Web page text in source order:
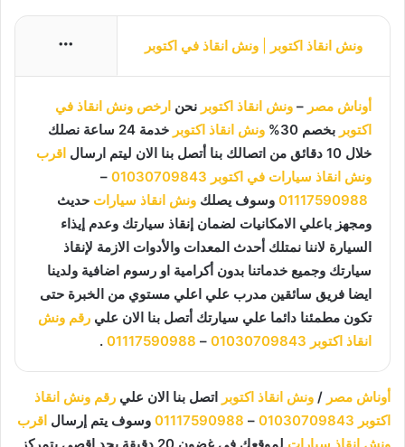
ونش انقاذ اكتوبر ونش انقاذ في اكتوبر
أوناش مصر – ونش انقاذ اكتوبر نحن ارخص ونش انقاذ في
اكتوبر بخصم 30% ونش انقاذ اكتوبر
خدمة 24 ساعة نصلك
خلال 10 دقائق من اتصالك بنا أتصل بنا الان ليتم ارسال
اقرب
ونش انقاذ سيارات في اكتوبر 01030709843
–
01117590988 وسوف يصلك ونش انقاذ سيارات حديث
ومجهز باعلي الامكانيات لضمان إنقاذ سيارتك وعدم إيذاء
السيارة لاننا نمتلك أحدث المعدات والأدوات الازمة لإنقاذ
سيارتك وجميع خدماتنا بدون أكرامية او رسوم اضافية ولدينا
ايضا فريق سائقين مدرب علي اعلي مستوي من الخبرة حتى
تكون مطمئنا دائما علي سيارتك أتصل بنا الان علي رقم ونش
انقاذ اكتوبر 01030709843
–
01117590988
.
أوناش مصر / ونش انقاذ اكتوبر اتصل بنا الان علي رقم ونش انقاذ
اكتوبر 01030709843
–
01117590988 وسوف يتم إرسال اقرب